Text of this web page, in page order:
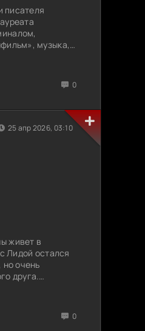
писателя
музыка,
0
живет в
Лидой остался
очень
друга.
к одному
0
25 апр 2026, 03:10